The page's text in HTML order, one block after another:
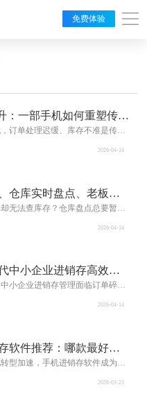
免费体验
：一部手机如何重塑传统
管理
订单处理迟缓、库存不准是传统
同步与业财一体化，将订单处理
存如何重塑你的生意模式。
2026-04-14
仓库实时盘点、老板移
进销存破解三大移动场
无法查库存？仓库盘点总要暂停
点！业务员可离线开单、实时查
业打破空间限制，实现降本增
时代。
2026-04-14
中小企业进销存高效管
端系统三大选型标准
小企业进销存管理面临订单碎片
移动化协同，确保多终端数据实
设备。这三大标准是助力企业降
时代的关键。
2026-04-14
软件推荐：哪款最好
更适合你的？
型加速，手机进销存软件成为中
产品，需结合行业特性与业务需
2026-03-23